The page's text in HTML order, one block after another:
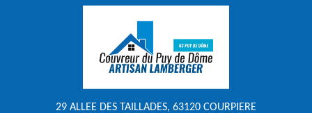
29 ALLEE DES TAILLADES, 63120 COURPIERE